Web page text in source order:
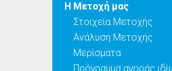
Η Μετοχή μας
Στοιχεία Μετοχής
Ανάλυση Μετοχής
Μερίσματα
Πρόγραμμα αγοράς